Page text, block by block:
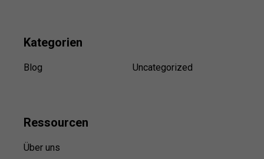
Kategorien
Blog Uncategorized
Ressourcen
Über uns